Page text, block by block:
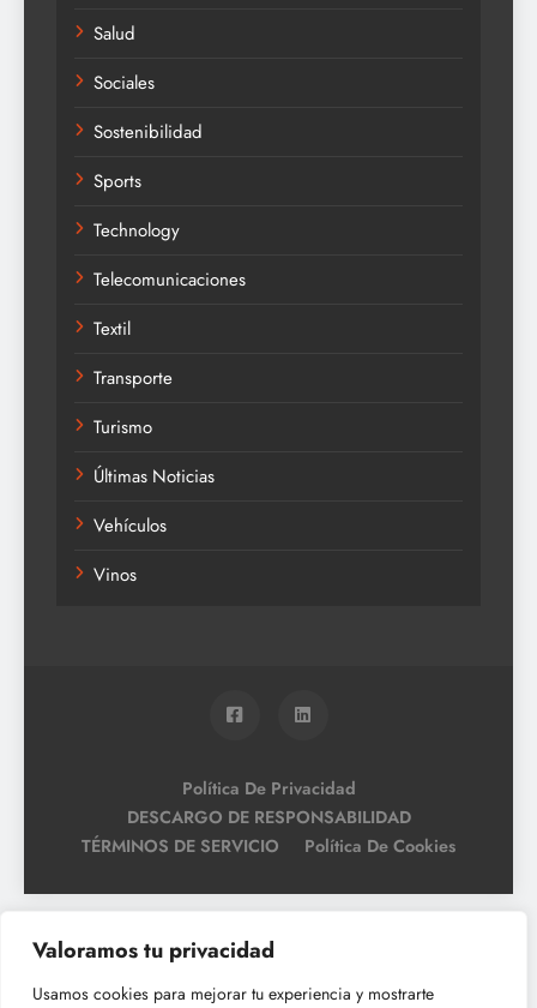
Valoramos tu privacidad
Usamos cookies para mejorar tu experiencia y mostrarte
Salud
Sociales
Sostenibilidad
Sports
Technology
Telecomunicaciones
Textil
Transporte
Turismo
Últimas Noticias
Vehículos
Vinos
Política De Privacidad
DESCARGO DE RESPONSABILIDAD
TÉRMINOS DE SERVICIO
Política De Cookies